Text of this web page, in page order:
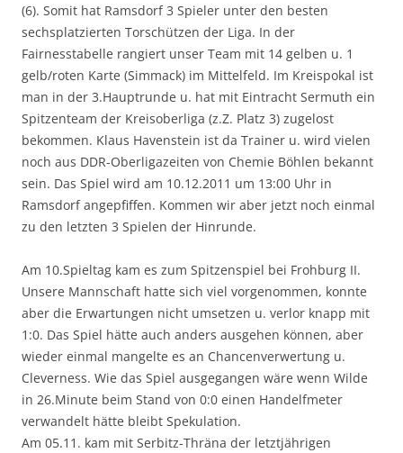
(6). Somit hat Ramsdorf 3 Spieler unter den besten
sechsplatzierten Torschützen der Liga. In der
Fairnesstabelle rangiert unser Team mit 14 gelben u. 1
gelb/roten Karte (Simmack) im Mittelfeld. Im Kreispokal ist
man in der 3.Hauptrunde u. hat mit Eintracht Sermuth ein
Spitzenteam der Kreisoberliga (z.Z. Platz 3) zugelost
bekommen. Klaus Havenstein ist da Trainer u. wird vielen
noch aus DDR-Oberligazeiten von Chemie Böhlen bekannt
sein. Das Spiel wird am 10.12.2011 um 13:00 Uhr in
Ramsdorf angepfiffen. Kommen wir aber jetzt noch einmal
zu den letzten 3 Spielen der Hinrunde.
Am 10.Spieltag kam es zum Spitzenspiel bei Frohburg II.
Unsere Mannschaft hatte sich viel vorgenommen, konnte
aber die Erwartungen nicht umsetzen u. verlor knapp mit
1:0. Das Spiel hätte auch anders ausgehen können, aber
wieder einmal mangelte es an Chancenverwertung u.
Cleverness. Wie das Spiel ausgegangen wäre wenn Wilde
in 26.Minute beim Stand von 0:0 einen Handelfmeter
verwandelt hätte bleibt Spekulation.
Am 05.11. kam mit Serbitz-Thräna der letztjährigen